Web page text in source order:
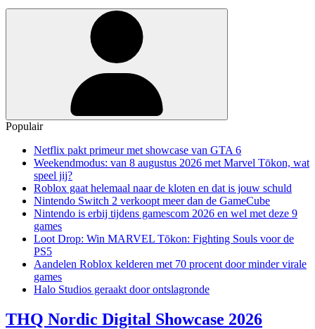
Populair
Netflix pakt primeur met showcase van GTA 6
Weekendmodus: van 8 augustus 2026 met Marvel Tōkon, wat
speel jij?
Roblox gaat helemaal naar de kloten en dat is jouw schuld
Nintendo Switch 2 verkoopt meer dan de GameCube
Nintendo is erbij tijdens gamescom 2026 en wel met deze 9
games
Loot Drop: Win MARVEL Tōkon: Fighting Souls voor de
PS5
Aandelen Roblox kelderen met 70 procent door minder virale
games
Halo Studios geraakt door ontslagronde
THQ Nordic Digital Showcase 2026